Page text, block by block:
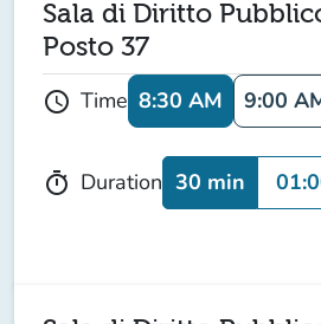
Sala di Diritto
Posto 37
schedule Time 8:30 AM 9:00
timer Duration 30 min